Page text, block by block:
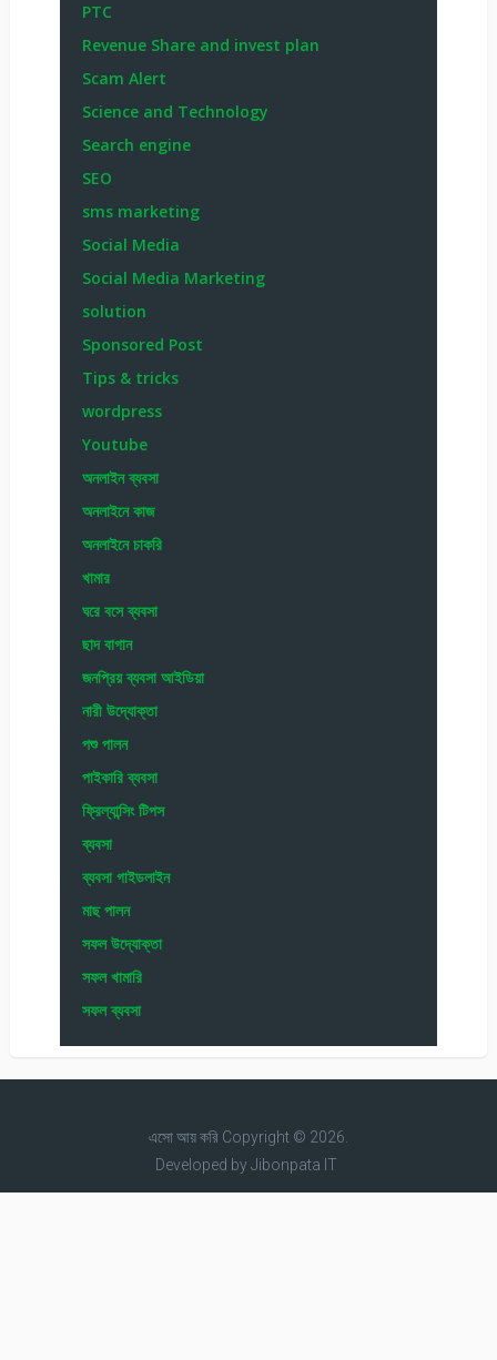
PTC
Revenue Share and invest plan
Scam Alert
Science and Technology
Search engine
SEO
sms marketing
Social Media
Social Media Marketing
solution
Sponsored Post
Tips & tricks
wordpress
Youtube
অনলাইন ব্যবসা
অনলাইনে কাজ
অনলাইনে চাকরি
খামার
ঘরে বসে ব্যবসা
ছাদ বাগান
জনপ্রিয় ব্যবসা আইডিয়া
নারী উদ্যোক্তা
পশু পালন
পাইকারি ব্যবসা
ফ্রিল্যান্সিং টিপস
ব্যবসা
ব্যবসা গাইডলাইন
মাছ পালন
সফল উদ্যোক্তা
সফল খামারি
সফল ব্যবসা
এসো আয় করিCopyright © 2026.
Developed byJibonpata IT